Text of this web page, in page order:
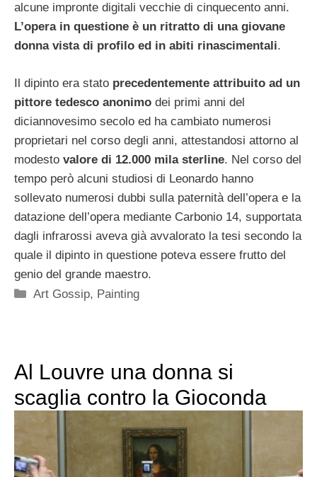
alcune impronte digitali vecchie di cinquecento anni.
L’opera in questione è un ritratto di una giovane
donna vista di profilo ed in abiti rinascimentali.
Il dipinto era stato precedentemente attribuito ad un
pittore tedesco anonimo dei primi anni del
diciannovesimo secolo ed ha cambiato numerosi
proprietari nel corso degli anni, attestandosi attorno al
modesto valore di 12.000 mila sterline. Nel corso del
tempo però alcuni studiosi di Leonardo hanno
sollevato numerosi dubbi sulla paternità dell’opera e la
datazione dell’opera mediante Carbonio 14, supportata
dagli infrarossi aveva già avvalorato la tesi secondo la
quale il dipinto in questione poteva essere frutto del
genio del grande maestro.
Categorie
Art Gossip, Painting
Al Louvre una donna si
scaglia contro la Gioconda